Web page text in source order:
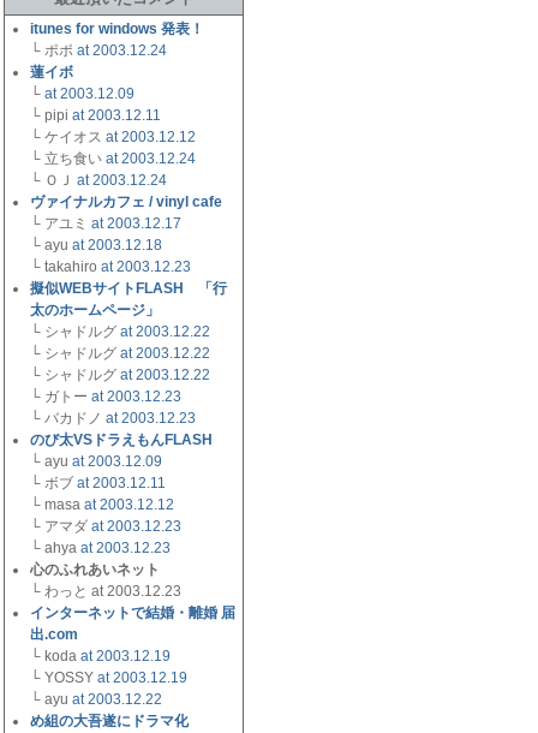
itunes for windows 発表！
└ ポポ at 2003.12.24
蓮イボ
└ at 2003.12.09
└ pipi at 2003.12.11
└ ケイオス at 2003.12.12
└ 立ち食い at 2003.12.24
└ ＯＪ at 2003.12.24
ヴァイナルカフェ / vinyl cafe
└ アユミ at 2003.12.17
└ ayu at 2003.12.18
└ takahiro at 2003.12.23
擬似WEBサイトFLASH 「行
太のホームページ」
└ シャドルグ at 2003.12.22
└ シャドルグ at 2003.12.22
└ シャドルグ at 2003.12.22
└ ガトー at 2003.12.23
└ バカドノ at 2003.12.23
のび太VSドラえもんFLASH
└ ayu at 2003.12.09
└ ボブ at 2003.12.11
└ masa at 2003.12.12
└ アマダ at 2003.12.23
└ ahya at 2003.12.23
心のふれあいネット
└ わっと at 2003.12.23
インターネットで結婚・離婚 届
出.com
└ koda at 2003.12.19
└ YOSSY at 2003.12.19
└ ayu at 2003.12.22
め組の大吾遂にドラマ化